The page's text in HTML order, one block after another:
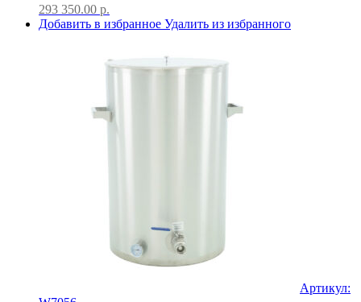
293 350.00 р.
Добавить в избранное Удалить из избранного
Артикул: